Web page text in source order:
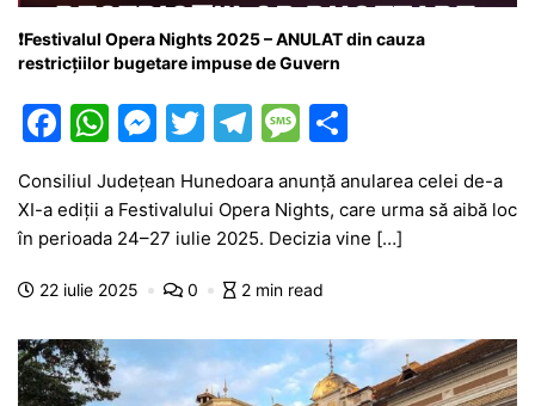
❗Festivalul Opera Nights 2025 – ANULAT din cauza
restricțiilor bugetare impuse de Guvern
F
a
c
e
b
o
k
W
at
s
A
p
M
s
s
e
g
er
T
itt
er
T
e
gr
a
M
s
s
a
e
ta
je
ă
Consiliul Județean Hunedoara anunță anularea celei de-a
XI-a ediții a Festivalului Opera Nights, care urma să aibă loc
în perioada 24–27 iulie 2025. Decizia vine […]
22 iulie 2025 0 2 min read